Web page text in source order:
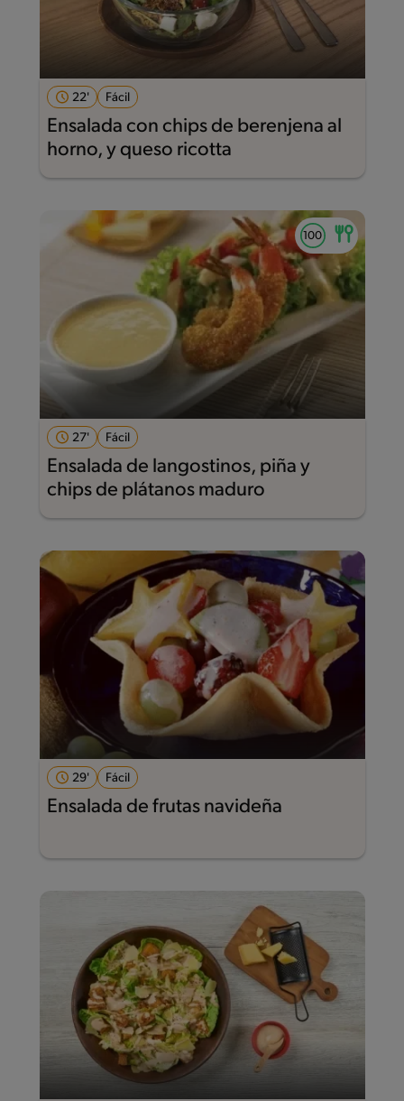
22' Fácil
Ensalada con chips de berenjena al
horno, y queso ricotta
27' Fácil
Ensalada de langostinos, piña y
chips de plátanos maduro
29' Fácil
Ensalada de frutas navideña